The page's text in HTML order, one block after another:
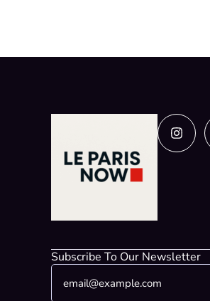
Subscribe To Our Newsletter
EE